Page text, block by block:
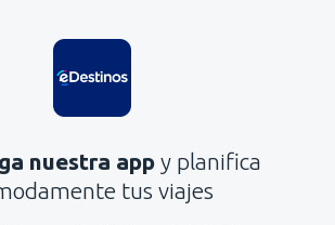
nuestra app y planifica
tus viajes